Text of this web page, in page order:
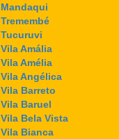
Mandaqui
Tremembé
Tucuruvi
Vila Amália
Vila Amélia
Vila Angélica
Vila Barreto
Vila Baruel
Vila Bela Vista
Vila Bianca